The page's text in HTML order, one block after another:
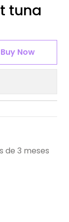
tuna
Buy Now
de 3 meses